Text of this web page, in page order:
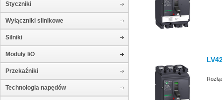
Styczniki
Wyłączniki silnikowe
Silniki
Moduły I/O
Przekaźniki
Technologia napędów